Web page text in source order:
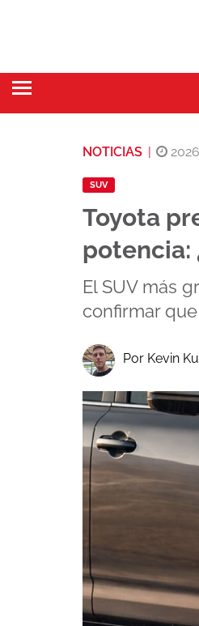
NOTICIAS
SUV
Toyota
potencia:
El SUV más
confirmar
Por Kevin